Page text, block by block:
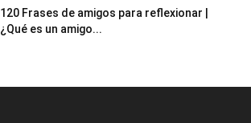
120 Frases de amigos para reflexionar |
¿Qué es un amigo...